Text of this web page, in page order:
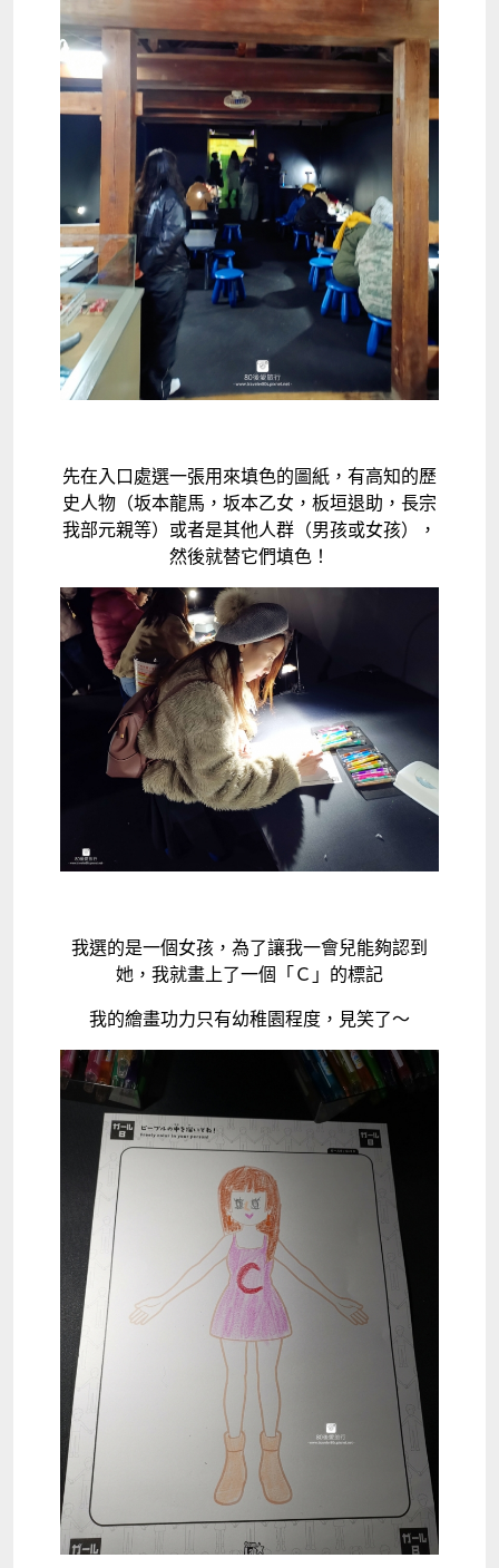
先在入口處選一張用來填色的圖紙，有高知的歷
史人物（坂本龍馬，坂本乙女，板垣退助，長宗
我部元親等）或者是其他人群（男孩或女孩），
然後就替它們填色！
我選的是一個女孩，為了讓我一會兒能夠認到
她，我就畫上了一個「Ｃ」的標記
我的繪畫功力只有幼稚園程度，見笑了～